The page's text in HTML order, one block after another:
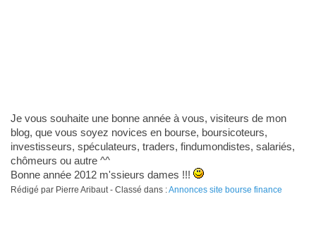
Je vous souhaite une bonne année à vous, visiteurs de mon
blog, que vous soyez novices en bourse, boursicoteurs,
investisseurs, spéculateurs, traders, findumondistes, salariés,
chômeurs ou autre ^^
Bonne année 2012 m'ssieurs dames !!!
Rédigé par Pierre Aribaut - Classé dans :Annonces site bourse finance